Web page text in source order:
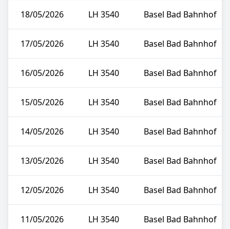
18/05/2026 LH 3540 Basel Bad Bahnhof
17/05/2026 LH 3540 Basel Bad Bahnhof
16/05/2026 LH 3540 Basel Bad Bahnhof
15/05/2026 LH 3540 Basel Bad Bahnhof
14/05/2026 LH 3540 Basel Bad Bahnhof
13/05/2026 LH 3540 Basel Bad Bahnhof
12/05/2026 LH 3540 Basel Bad Bahnhof
11/05/2026 LH 3540 Basel Bad Bahnhof